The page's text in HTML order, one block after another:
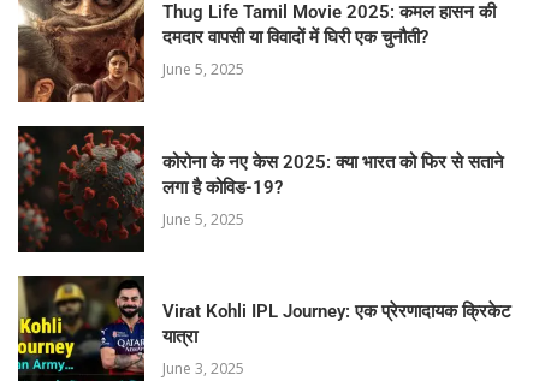
Thug Life Tamil Movie 2025: कमल हासन की
दमदार वापसी या विवादों में घिरी एक चुनौती?
June 5, 2025
कोरोना के नए केस 2025: क्या भारत को फिर से सताने
लगा है कोविड-19?
June 5, 2025
Virat Kohli IPL Journey: एक प्रेरणादायक क्रिकेट
यात्रा
June 3, 2025